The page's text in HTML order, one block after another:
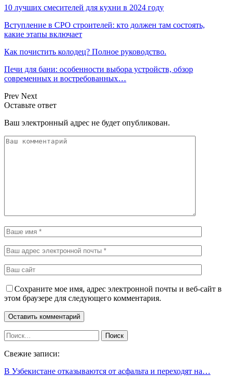
10 лучших смесителей для кухни в 2024 году
Вступление в СРО строителей: кто должен там состоять,
какие этапы включает
Как почистить колодец? Полное руководство.
Печи для бани: особенности выбора устройств, обзор
современных и востребованных…
Prev Next
Оставьте ответ
Ваш электронный адрес не будет опубликован.
Сохраните мое имя, адрес электронной почты и веб-сайт в
этом браузере для следующего комментария.
Свежие записи:
В Узбекистане отказываются от асфальта и переходят на…